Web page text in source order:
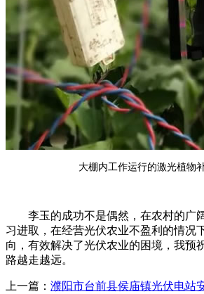
大棚内工作运行的激光植物
李玉的成功不是偶然，在农村的广
习进取，在经营光伏农业不盈利的情况
向，有效解决了光伏农业的困境，我预
路越走越远。
上一篇： 濮阳市台前县侯庙镇光伏电站